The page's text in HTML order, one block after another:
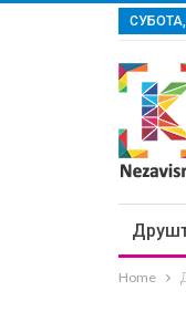
СУБОТА,
Home